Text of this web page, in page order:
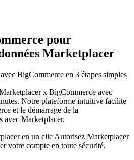
pour
Marketplacer
BigCommerce en 3 étapes simples
x BigCommerce avec
Notre plateforme intuitive facilite
et le démarrage de la
avec Marketplacer.
en un clic Autorisez Marketplacer
votre compte en toute sécurité.